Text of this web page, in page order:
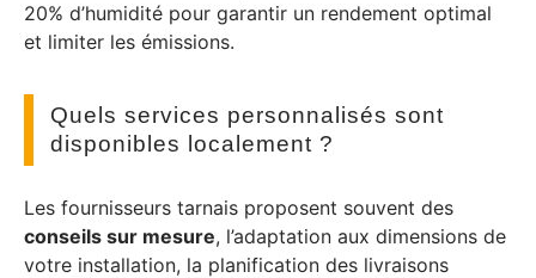
20% d’humidité pour garantir un rendement optimal
et limiter les émissions.
Quels services personnalisés sont
disponibles localement ?
Les fournisseurs tarnais proposent souvent des
conseils sur mesure, l’adaptation aux dimensions de
votre installation, la planification des livraisons